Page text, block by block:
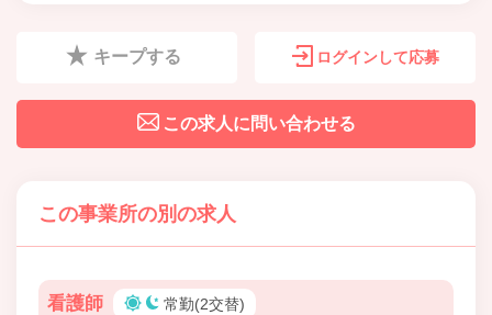
キープする ログインして応募
この求人に問い合わせる
この事業所の別の求人
看護師 常勤(2交替)